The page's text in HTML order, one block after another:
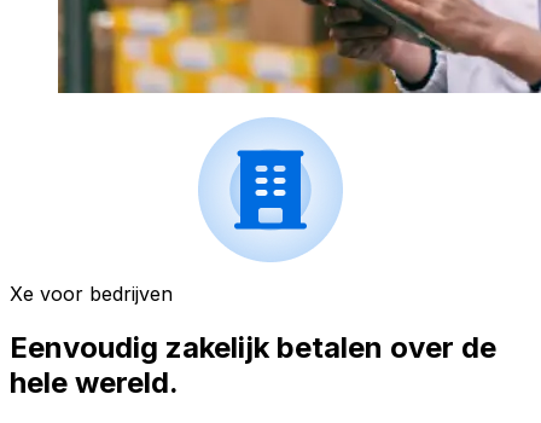
Xe voor bedrijven
Eenvoudig zakelijk betalen over de
hele wereld.